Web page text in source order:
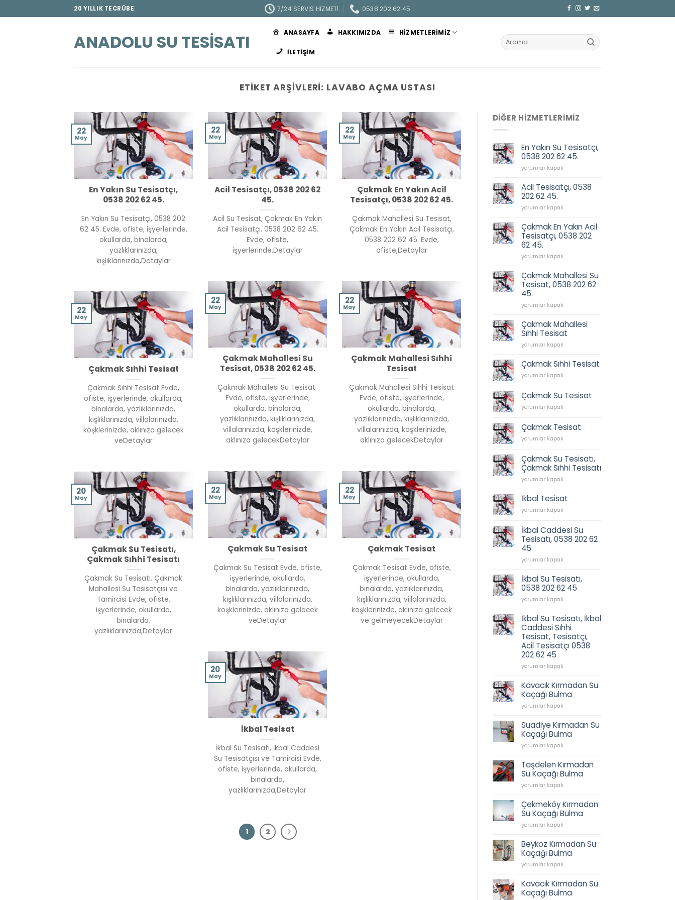
atla
20 YILLIK TECRÜBE 7/24 SERVIS HIZMETI 0538 202 62 45
ANADOLU SU TESISATI ANASAYFA HAKKIMIZDA HIZMETLERIMIZ
İLETIŞIM
ETIKET ARŞIVLERI: LAVABO AÇMA USTASI
En Yakın Su Tesisatçı,
0538 202 62 45.
En Yakın Su Tesisatçı, 0538 202
62 45. Evde, ofiste, işyerlerinde,
okullarda, binalarda,
yazlıklarınızda,
kışlıklarınızda,Detaylar
22
May
Acil Tesisatçı, 0538 202 62
45.
Acil Su Tesisat, Çakmak En Yakın
Acil Tesisatçı, 0538 202 62 45.
Evde, ofiste,
işyerlerinde,Detaylar
22
May
Çakmak En Yakın Acil
Tesisatçı, 0538 202 62 45.
Çakmak Mahallesi Su Tesisat,
Çakmak En Yakın Acil Tesisatçı,
0538 202 62 45. Evde,
ofiste,Detaylar
22
May
Çakmak Mahallesi Su
Tesisat, 0538 202 62 45.
Çakmak Mahallesi Su Tesisat
Evde, ofiste, işyerlerinde,
okullarda, binalarda,
yazlıklarınızda, kışlıklarınızda,
villalarınızda, köşklerinizde,
aklınıza gelecekDetaylar
22
May
Çakmak Mahallesi Sıhhi
Tesisat
Çakmak Mahallesi Sıhhi Tesisat
Evde, ofiste, işyerlerinde,
okullarda, binalarda,
yazlıklarınızda, kışlıklarınızda,
villalarınızda, köşklerinizde,
aklınıza gelecekDetaylar
22
May
Çakmak Sıhhi Tesisat
Çakmak Sıhhi Tesisat Evde,
ofiste, işyerlerinde, okullarda,
binalarda, yazlıklarınızda,
kışlıklarınızda, villalarınızda,
köşklerinizde, aklınıza gelecek
veDetaylar
22
May
Çakmak Su Tesisat
Çakmak Su Tesisat Evde, ofiste,
işyerlerinde, okullarda,
binalarda, yazlıklarınızda,
kışlıklarınızda, villalarınızda,
köşklerinizde, aklınıza gelecek
veDetaylar
22
May
Çakmak Tesisat
Çakmak Tesisat Evde, ofiste,
işyerlerinde, okullarda,
binalarda, yazlıklarınızda,
kışlıklarınızda, villalarınızda,
köşklerinizde, aklınıza gelecek
ve gelmeyecekDetaylar
22
May
Çakmak Su Tesisatı,
Çakmak Sıhhi Tesisatı
Çakmak Su Tesisatı, Çakmak
Mahallesi Su Tesisatçısı ve
Tamircisi Evde, ofiste,
işyerlerinde, okullarda,
binalarda,
yazlıklarınızda,Detaylar
20
May
İkbal Tesisat
İkbal Su Tesisatı, İkbal Caddesi
Su Tesisatçısı ve Tamircisi Evde,
ofiste, işyerlerinde, okullarda,
binalarda,
yazlıklarınızda,Detaylar
20
May
1 2
DIĞER HIZMETLERIMIZ
En Yakın Su Tesisatçı,
0538 202 62 45.
En
Su
Tesisatçı,
0538
202
45.
için
yorumlar kapalı
Acil Tesisatçı, 0538
202 62 45.
Acil
0538
202
62
45.
için
yorumlar kapalı
Çakmak En Yakın Acil
Tesisatçı, 0538 202
62 45.
Çakmak
Yakın
Acil
Tesisatçı,
0538
202
45.
için
yorumlar kapalı
Çakmak Mahallesi Su
Tesisat, 0538 202 62
45.
Çakmak
Su
Tesisat,
0538
202
45.
için
yorumlar kapalı
Çakmak Mahallesi
Sıhhi Tesisat
Çakmak
Sıhhi
Tesisat
için
yorumlar kapalı
Çakmak Sıhhi Tesisat
Çakmak
Tesisat
için
yorumlar kapalı
Çakmak Su Tesisat
Çakmak
Tesisat
için
yorumlar kapalı
Çakmak Tesisat
Çakmak
yorumlar kapalı
Çakmak Su Tesisatı,
Çakmak Sıhhi Tesisatı
Çakmak
Tesisatı,
Çakmak
Sıhhi
için
yorumlar kapalı
İkbal Tesisat
İkbal
için
yorumlar kapalı
İkbal Caddesi Su
Tesisatı, 0538 202 62
45
İkbal
Su
Tesisatı,
0538
202
45
için
yorumlar kapalı
İkbal Su Tesisatı,
0538 202 62 45
İkbal
Tesisatı,
0538
202
62
45
için
yorumlar kapalı
İkbal Su Tesisatı, İkbal
Caddesi Sıhhi
Tesisat, Tesisatçı,
Acil Tesisatçı 0538
202 62 45
İkbal
Tesisatı,
İkbal
Caddesi
Sıhhi
Tesisatçı,
Acil
Tesisatçı
0538
62
45
için
yorumlar kapalı
Kavacık Kırmadan Su
Kaçağı Bulma
Kavacık
Su
Kaçağı
Bulma
için
yorumlar kapalı
Suadiye Kırmadan Su
Kaçağı Bulma
Suadiye
Su
Kaçağı
Bulma
için
yorumlar kapalı
Taşdelen Kırmadan
Su Kaçağı Bulma
Taşdelen
Su
Kaçağı
Bulma
için
yorumlar kapalı
Çekmeköy Kırmadan
Su Kaçağı Bulma
Çekmeköy
Su
Kaçağı
Bulma
için
yorumlar kapalı
Beykoz Kırmadan Su
Kaçağı Bulma
Beykoz
Su
Kaçağı
Bulma
yorumlar kapalı
Kavacık Kırmadan Su
Kaçağı Bulma